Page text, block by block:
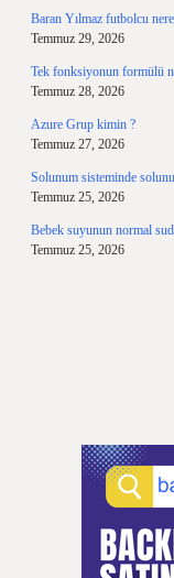
Baran Yılmaz futbolcu
Temmuz 29, 2026
Tek fonksiyonun formülü
Temmuz 28, 2026
Azure Grup kimin ?
Temmuz 27, 2026
Solunum sisteminde
Temmuz 25, 2026
Bebek suyunun normal
Temmuz 25, 2026